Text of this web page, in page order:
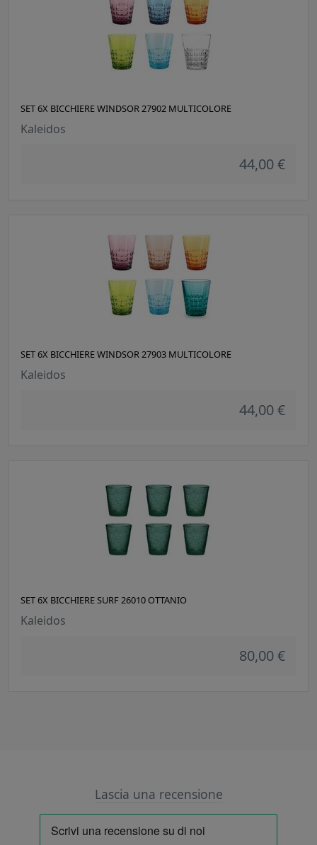
SET 6X BICCHIERE WINDSOR 27902 MULTICOLORE
Kaleidos
44,00 €
SET 6X BICCHIERE WINDSOR 27903 MULTICOLORE
Kaleidos
44,00 €
SET 6X BICCHIERE SURF 26010 OTTANIO
Kaleidos
80,00 €
Lascia una recensione